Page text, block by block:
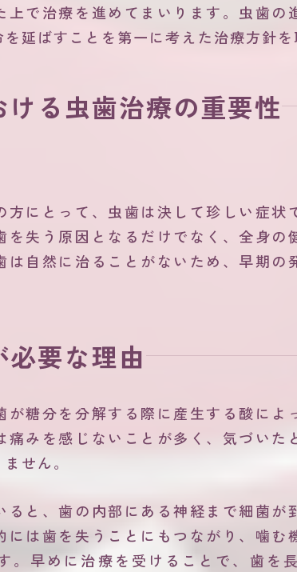
上で治療を進めてまいります。虫歯の
延ばすことを第一に考えた治療方針を
ける虫歯治療の重要性
方にとって、虫歯は決して珍しい症状
を失う原因となるだけでなく、全身の
は自然に治ることがないため、早期の
必要な理由
が糖分を分解する際に産生する酸によ
痛みを感じないことが多く、気づいた
せん。
ると、歯の内部にある神経まで細菌が
には歯を失うことにもつながり、噛む
。早めに治療を受けることで、歯を